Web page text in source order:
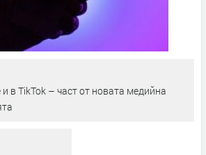
и в TikTok – част от новата медийна